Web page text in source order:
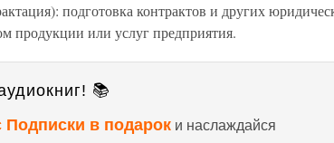
подготовка контрактов и других
продукции или услуг предприятия.
📚
Подписки в подарок и наслаждайся